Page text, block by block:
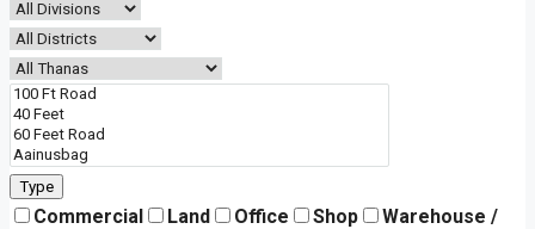
Type
Commercial Land Office Shop
Warehouse /